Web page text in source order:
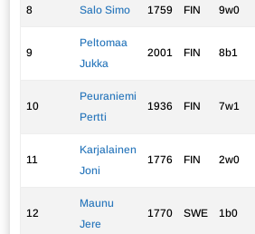
8 Salo Simo 1759 FIN 9w0
9
Peltomaa
Jukka
2001 FIN 8b1
10
Peuraniemi
Pertti
1936 FIN 7w1
11
Karjalainen
Joni
1776 FIN 2w0
12
Maunu
Jere
1770 SWE 1b0